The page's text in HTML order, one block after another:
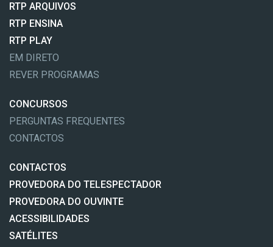
RTP ARQUIVOS
RTP ENSINA
RTP PLAY
EM DIRETO
REVER PROGRAMAS
CONCURSOS
PERGUNTAS FREQUENTES
CONTACTOS
CONTACTOS
PROVEDORA DO TELESPECTADOR
PROVEDORA DO OUVINTE
ACESSIBILIDADES
SATÉLITES